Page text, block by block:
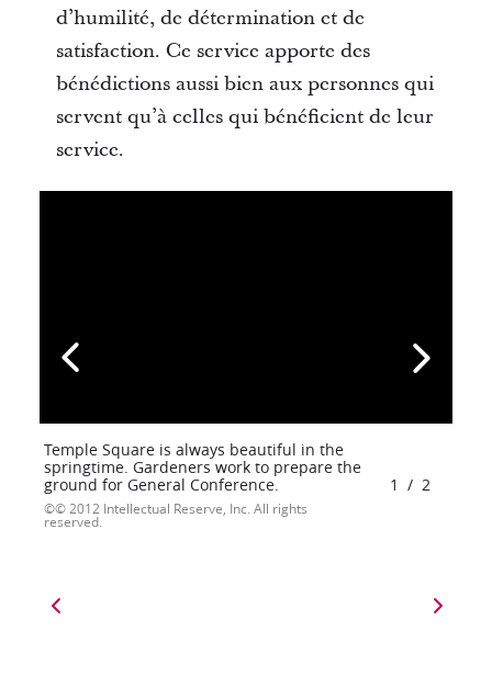
d’humilité, de détermination et de
satisfaction. Ce service apporte des
bénédictions aussi bien aux personnes qui
servent qu’à celles qui bénéficient de leur
service.
Temple Square is always beautiful in the
springtime. Gardeners work to prepare the
ground for General Conference.
© 2012 Intellectual Reserve, Inc. All rights
reserved.
1 / 2